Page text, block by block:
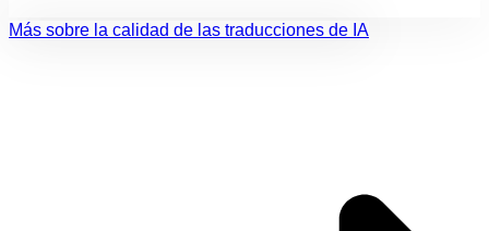
Más sobre la calidad de las traducciones de IA